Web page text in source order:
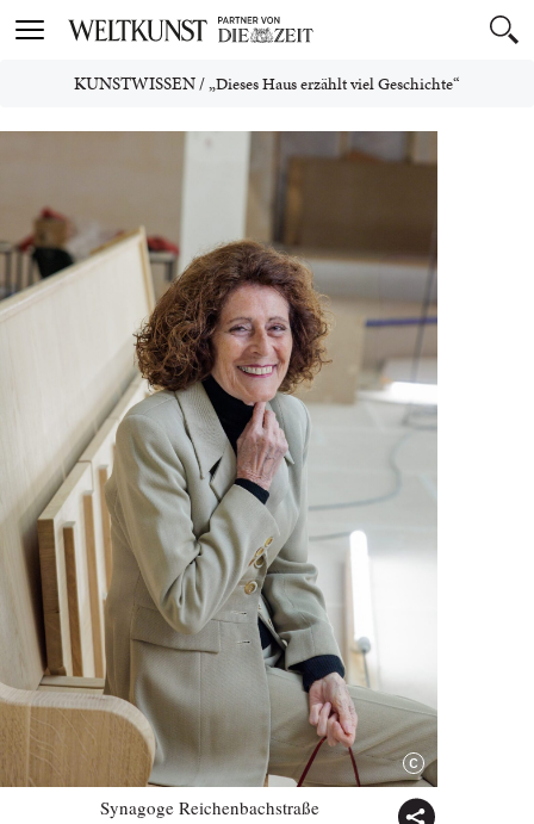
Toggle
KUNSTWISSEN/„Dieses Haus erzählt viel Geschichte“
Synagoge Reichenbachstraße